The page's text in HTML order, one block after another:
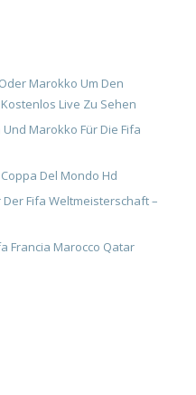
Marokko Um Den
Live Zu Sehen
Marokko Für Die Fifa
Del Mondo Hd
Fifa Weltmeisterschaft –
Francia Marocco Qatar